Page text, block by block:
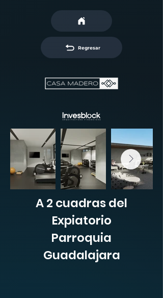
Regresar
A 2 cuadras del
Expiatorio
Parroquia
Guadalajara